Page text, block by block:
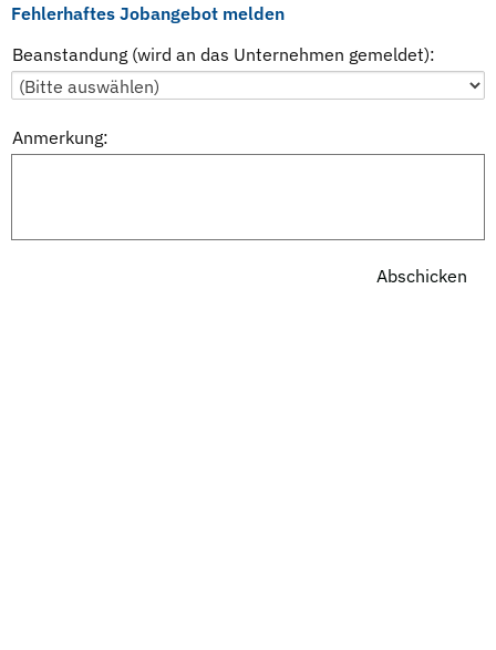
Fehlerhaftes Jobangebot melden
Beanstandung (wird an das Unternehmen gemeldet):
Anmerkung: